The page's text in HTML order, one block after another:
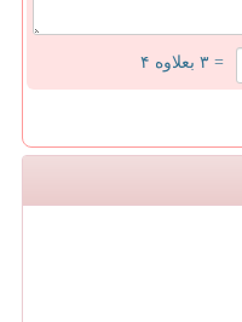
= ۳ بعلاوه ۴